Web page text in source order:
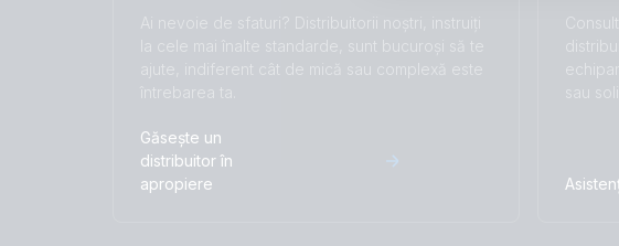
Ai nevoie de sfaturi? Distribuitorii noștri, instruiți
la cele mai înalte standarde, sunt bucuroși să te
ajute, indiferent cât de mică sau complexă este
întrebarea ta.
Găsește un
distribuitor în
apropiere
sau